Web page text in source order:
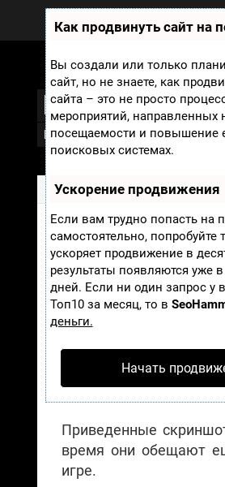
Как продвинуть сайт на
Вы создали или только
сайт, но не знаете, как
сайта – это не просто
мероприятий, направленных
посещаемости и повышение
поисковых системах.
Ускорение продвижения
Если вам трудно попасть на
самостоятельно, попробуйте
ускоряет продвижение в
результаты появляются уже
дней. Если ни один запрос у
Топ10 за месяц, то в
деньги.
Начать
Zobra.ru - Игровое сообщество -
все о играх
Last of Us, The
Новости Скриншоты Видео
Zobra.ru»Игры»Last of Us, The
Экслюзивные
Us
Появились первые
The Last of Us.
На одном из
Питтсбурге, штат
Приведенные
время они обещают
игре.